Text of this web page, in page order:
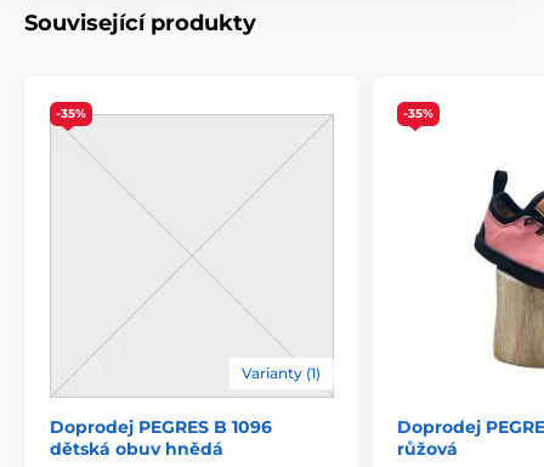
Související produkty
-35%
Varianty (1)
Doprodej PEGRES B 1096
dětská obuv hnědá
-35%
Doprodej
růžová